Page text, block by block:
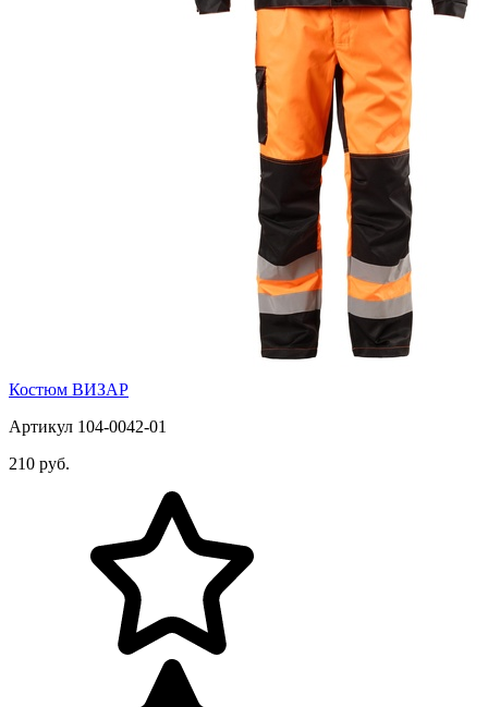
Костюм ВИЗАР
Артикул 104-0042-01
210 руб.